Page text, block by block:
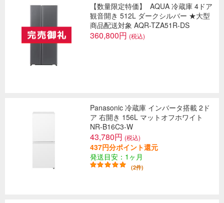
【数量限定特価】
AQUA 冷蔵庫 4ドア
観音開き 512L ダークシルバー ★大型
商品配送対象 AQR-TZA51R-DS
360,800円 (税込)
Panasonic 冷蔵庫 インバータ搭載 2ド
ア 右開き 156L マットオフホワイト
NR-B16C3-W
43,780円 (税込)
437円分ポイント還元
発送目安：1ヶ月
(2件)